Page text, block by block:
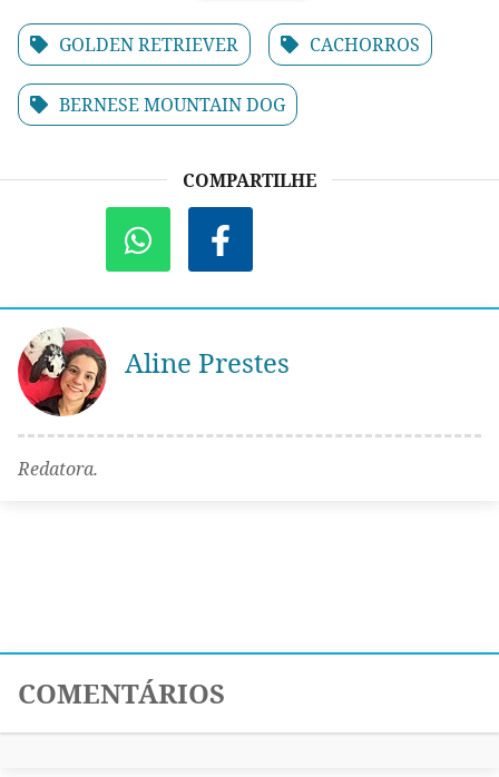
GOLDEN RETRIEVER CACHORROS
BERNESE MOUNTAIN DOG
COMPARTILHE
Aline Prestes
Redatora.
COMENTÁRIOS